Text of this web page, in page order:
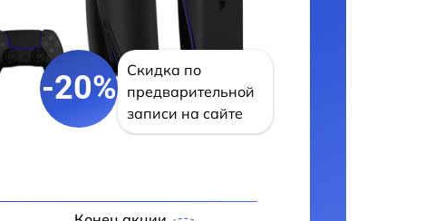
-20%
Скидка по
предварительной
записи на сайте